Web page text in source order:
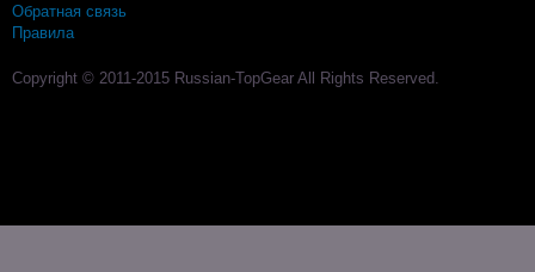
Обратная связь
Правила
Copyright © 2011-2015 Russian-TopGear All Rights Reserved.